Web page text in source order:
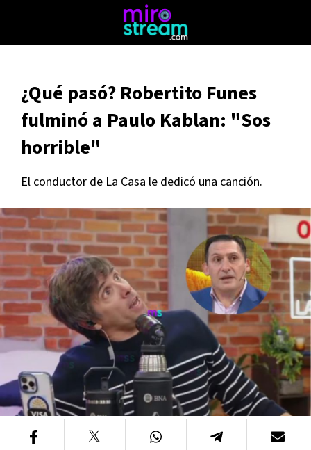
¿Qué pasó? Robertito Funes
fulminó a Paulo Kablan: "Sos
horrible"
El conductor de La Casa le dedicó una canción.